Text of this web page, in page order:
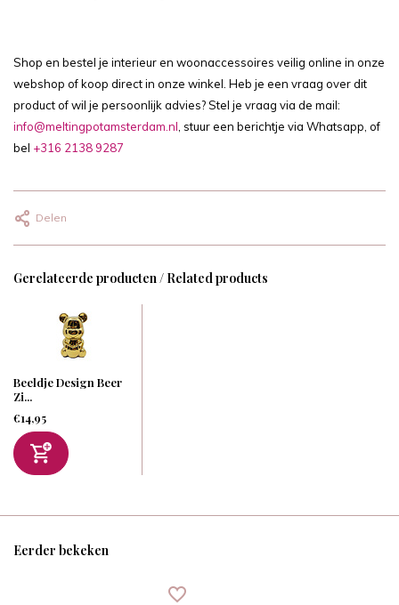
Shop en bestel je interieur en woonaccessoires veilig online in onze
webshop of koop direct in onze winkel. Heb je een vraag over dit
product of wil je persoonlijk advies? Stel je vraag via de mail:
info@meltingpotamsterdam.nl, stuur een berichtje via Whatsapp, of
bel +316 2138 9287
Delen
Gerelateerde producten / Related products
Beeldje Design Beer
Zi...
€14,95
Eerder bekeken